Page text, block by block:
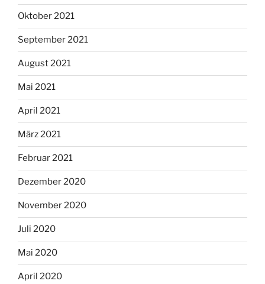
Oktober 2021
September 2021
August 2021
Mai 2021
April 2021
März 2021
Februar 2021
Dezember 2020
November 2020
Juli 2020
Mai 2020
April 2020